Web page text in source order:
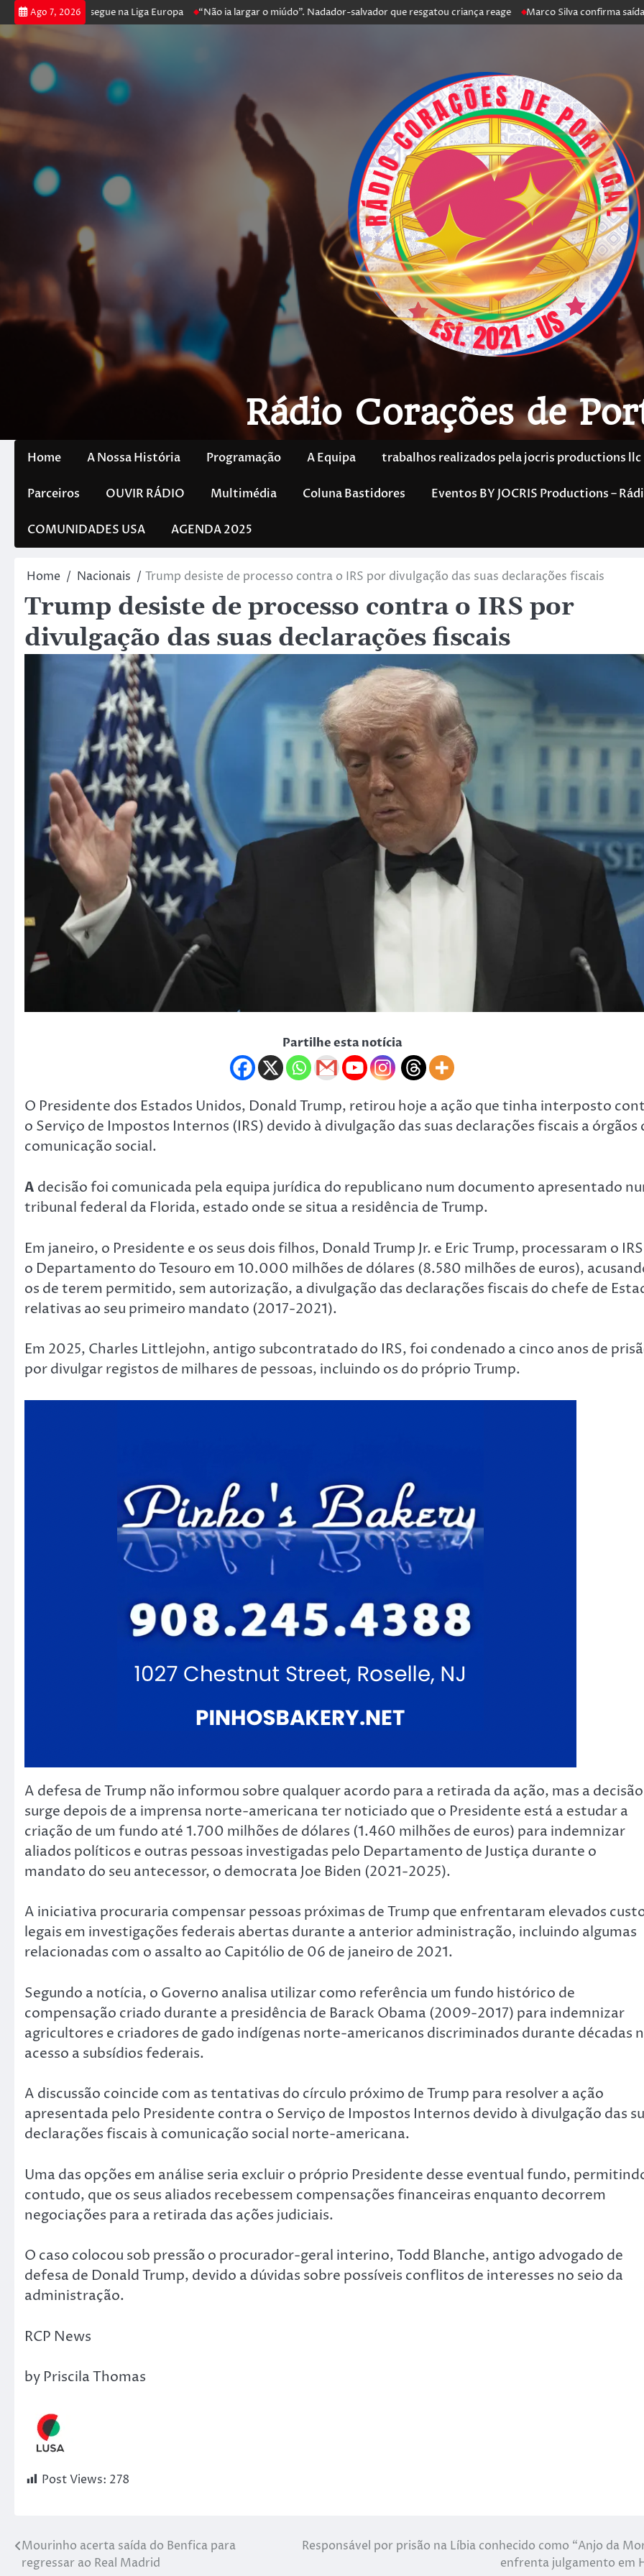
Ago 7, 2026
e prossegue na Liga Europa “Não ia largar o miúdo”. Nadador-salvador que resgatou criança reage Marco Silva confirma saída de
Rádio Corações de
Home A Nossa História Programação A Equipa trabalhos realizados pela jocris productions llc
Parceiros OUVIR RÁDIO Multimédia Coluna Bastidores Eventos BY JOCRIS Productions –
COMUNIDADES USA AGENDA 2025
Home Nacionais Trump desiste de processo contra o IRS por divulgação das suas declarações fiscais
Trump desiste de processo contra o IRS por
divulgação das suas declarações fiscais
Partilhe esta notícia
O Presidente dos Estados Unidos, Donald Trump, retirou hoje a ação que tinha interposto
o Serviço de Impostos Internos (IRS) devido à divulgação das suas declarações fiscais a órgãos
comunicação social.
A decisão foi comunicada pela equipa jurídica do republicano num documento apresentado
tribunal federal da Florida, estado onde se situa a residência de Trump.
Em janeiro, o Presidente e os seus dois filhos, Donald Trump Jr. e Eric Trump, processaram o
o Departamento do Tesouro em 10.000 milhões de dólares (8.580 milhões de euros),
os de terem permitido, sem autorização, a divulgação das declarações fiscais do chefe de
relativas ao seu primeiro mandato (2017-2021).
Em 2025, Charles Littlejohn, antigo subcontratado do IRS, foi condenado a cinco anos de
por divulgar registos de milhares de pessoas, incluindo os do próprio Trump.
A defesa de Trump não informou sobre qualquer acordo para a retirada da ação, mas a decisão
surge depois de a imprensa norte-americana ter noticiado que o Presidente está a estudar a
criação de um fundo até 1.700 milhões de dólares (1.460 milhões de euros) para indemnizar
aliados políticos e outras pessoas investigadas pelo Departamento de Justiça durante o
mandato do seu antecessor, o democrata Joe Biden (2021-2025).
A iniciativa procuraria compensar pessoas próximas de Trump que enfrentaram elevados
legais em investigações federais abertas durante a anterior administração, incluindo algumas
relacionadas com o assalto ao Capitólio de 06 de janeiro de 2021.
Segundo a notícia, o Governo analisa utilizar como referência um fundo histórico de
compensação criado durante a presidência de Barack Obama (2009-2017) para indemnizar
agricultores e criadores de gado indígenas norte-americanos discriminados durante décadas
acesso a subsídios federais.
A discussão coincide com as tentativas do círculo próximo de Trump para resolver a ação
apresentada pelo Presidente contra o Serviço de Impostos Internos devido à divulgação das
declarações fiscais à comunicação social norte-americana.
Uma das opções em análise seria excluir o próprio Presidente desse eventual fundo,
contudo, que os seus aliados recebessem compensações financeiras enquanto decorrem
negociações para a retirada das ações judiciais.
O caso colocou sob pressão o procurador-geral interino, Todd Blanche, antigo advogado de
defesa de Donald Trump, devido a dúvidas sobre possíveis conflitos de interesses no seio da
administração.
RCP News
by Priscila Thomas
Post Views: 278
Mourinho acerta saída do Benfica para
regressar ao Real Madrid
Responsável por prisão na Líbia conhecido como “Anjo da
enfrenta julgamento em